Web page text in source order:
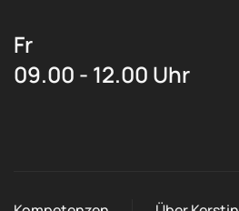
Fr
09.00 - 12.00 Uhr